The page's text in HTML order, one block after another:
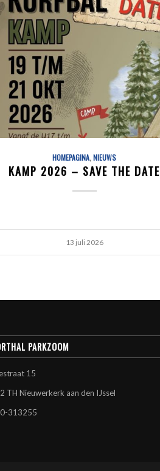
HOMEPAGINA,NIEUWS
KAMP 2026 – SAVE THE DATE
13 juli 2026
PARKZOOM
15
TH Nieuwerkerk aan den IJssel
313255